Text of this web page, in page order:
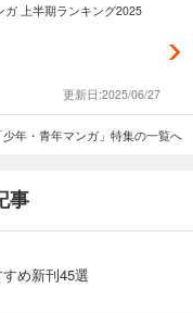
ガ 上半期ランキング2025
更新日:2025/06/27
少年・青年マンガ」特集の一覧へ
事
め新刊45選